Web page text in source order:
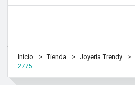
Inicio Tienda Joyería Trendy
2775